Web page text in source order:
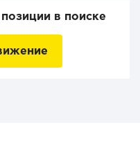
в поиске